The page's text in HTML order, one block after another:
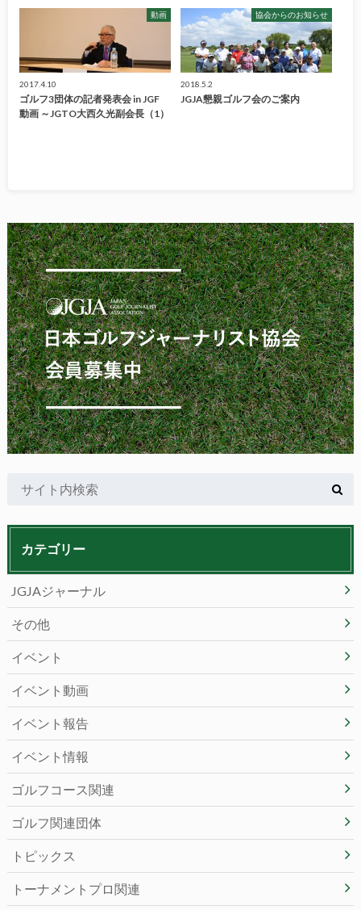
動画
2017.4.10
ゴルフ3団体の記者発表会 in JGF
動画 ～JGTO大西久光副会長（1）
協会からのお知らせ
2018.5.2
JGJA懇親ゴルフ会のご案内
カテゴリー
JGJAジャーナル
その他
イベント
イベント動画
イベント報告
イベント情報
ゴルフコース関連
ゴルフ関連団体
トピックス
トーナメントプロ関連